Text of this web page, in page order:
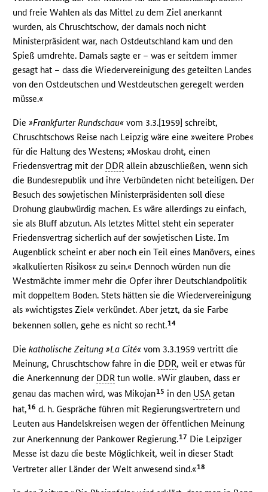
und freie Wahlen als das Mittel zu dem Ziel anerkannt
wurden, als Chruschtschow, der damals noch nicht
Ministerpräsident war, nach Ostdeutschland kam und den
Spieß umdrehte. Damals sagte er – was er seitdem immer
gesagt hat – dass die Wiedervereinigung des geteilten Landes
von den Ostdeutschen und Westdeutschen geregelt werden
müsse.«
Die»Frankfurter Rundschau« vom 3.3.[1959] schreibt,
Chruschtschows Reise nach Leipzig wäre eine »weitere Probe«
für die Haltung des Westens; »Moskau droht, einen
Friedensvertrag mit der DDR allein abzuschließen, wenn sich
die Bundesrepublik und ihre Verbündeten nicht beteiligen. Der
Besuch des sowjetischen Ministerpräsidenten soll diese
Drohung glaubwürdig machen. Es wäre allerdings zu einfach,
sie als Bluff abzutun. Als letztes Mittel steht ein seperater
Friedensvertrag sicherlich auf der sowjetischen Liste. Im
Augenblick scheint er aber noch ein Teil eines Manövers, eines
»kalkulierten Risikos« zu sein.« Dennoch würden nun die
Westmächte immer mehr die Opfer ihrer Deutschlandpolitik
mit doppeltem Boden. Stets hätten sie die Wiedervereinigung
als »wichtigstes Ziel« verkündet. Aber jetzt, da sie Farbe
bekennen sollen, gehe es nicht so recht.14
Diekatholische Zeitung »La Cité« vom 3.3.1959 vertritt die
Meinung, Chruschtschow fahre in die DDR, weil er etwas für
die Anerkennung der DDR tun wolle. »Wir glauben, dass er
genau das machen wird, was Mikojan15 in den USA getan
hat,16 d. h. Gespräche führen mit Regierungsvertretern und
Leuten aus Handelskreisen wegen der öffentlichen Meinung
zur Anerkennung der Pankower Regierung.17 Die Leipziger
Messe ist dazu die beste Möglichkeit, weil in dieser Stadt
Vertreter aller Länder der Welt anwesend sind.«18